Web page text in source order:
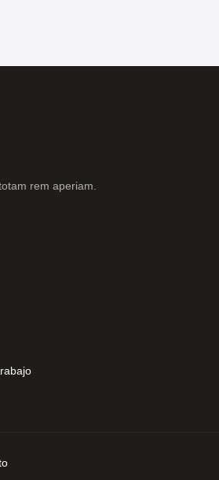
rem aperiam.